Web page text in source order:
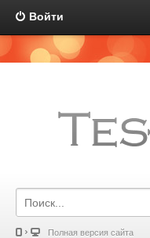
Войти
Полная версия сайта